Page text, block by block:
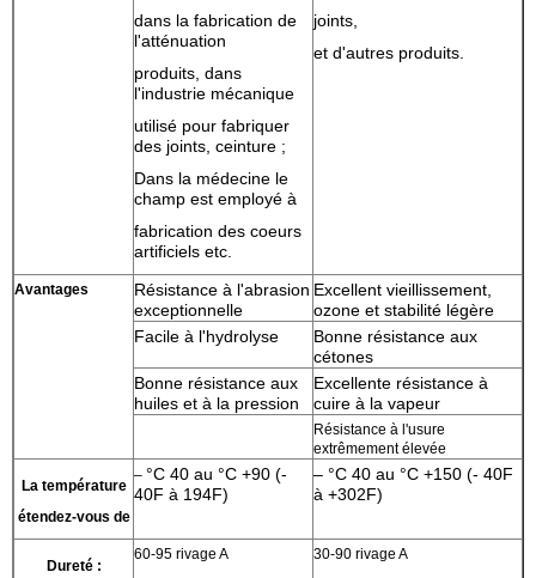
dans la fabrication de
l'atténuation
produits, dans
l'industrie mécanique
utilisé pour fabriquer
des joints, ceinture ;
Dans la médecine le
champ est employé à
fabrication des coeurs
artificiels etc.
joints,
et d'autres produits.
Avantages
Résistance à l'abrasion
exceptionnelle
Excellent vieillissement,
ozone et stabilité légère
Facile à l'hydrolyse
Bonne résistance aux
cétones
Bonne résistance aux
huiles et à la pression
Excellente résistance à
cuire à la vapeur
Résistance à l'usure
extrêmement élevée
La température
étendez-vous de
– °C 40 au °C +90 (-
40F à 194F)
– °C 40 au °C +150 (- 40F
à +302F)
Dureté :
60-95 rivage A 30-90 rivage A